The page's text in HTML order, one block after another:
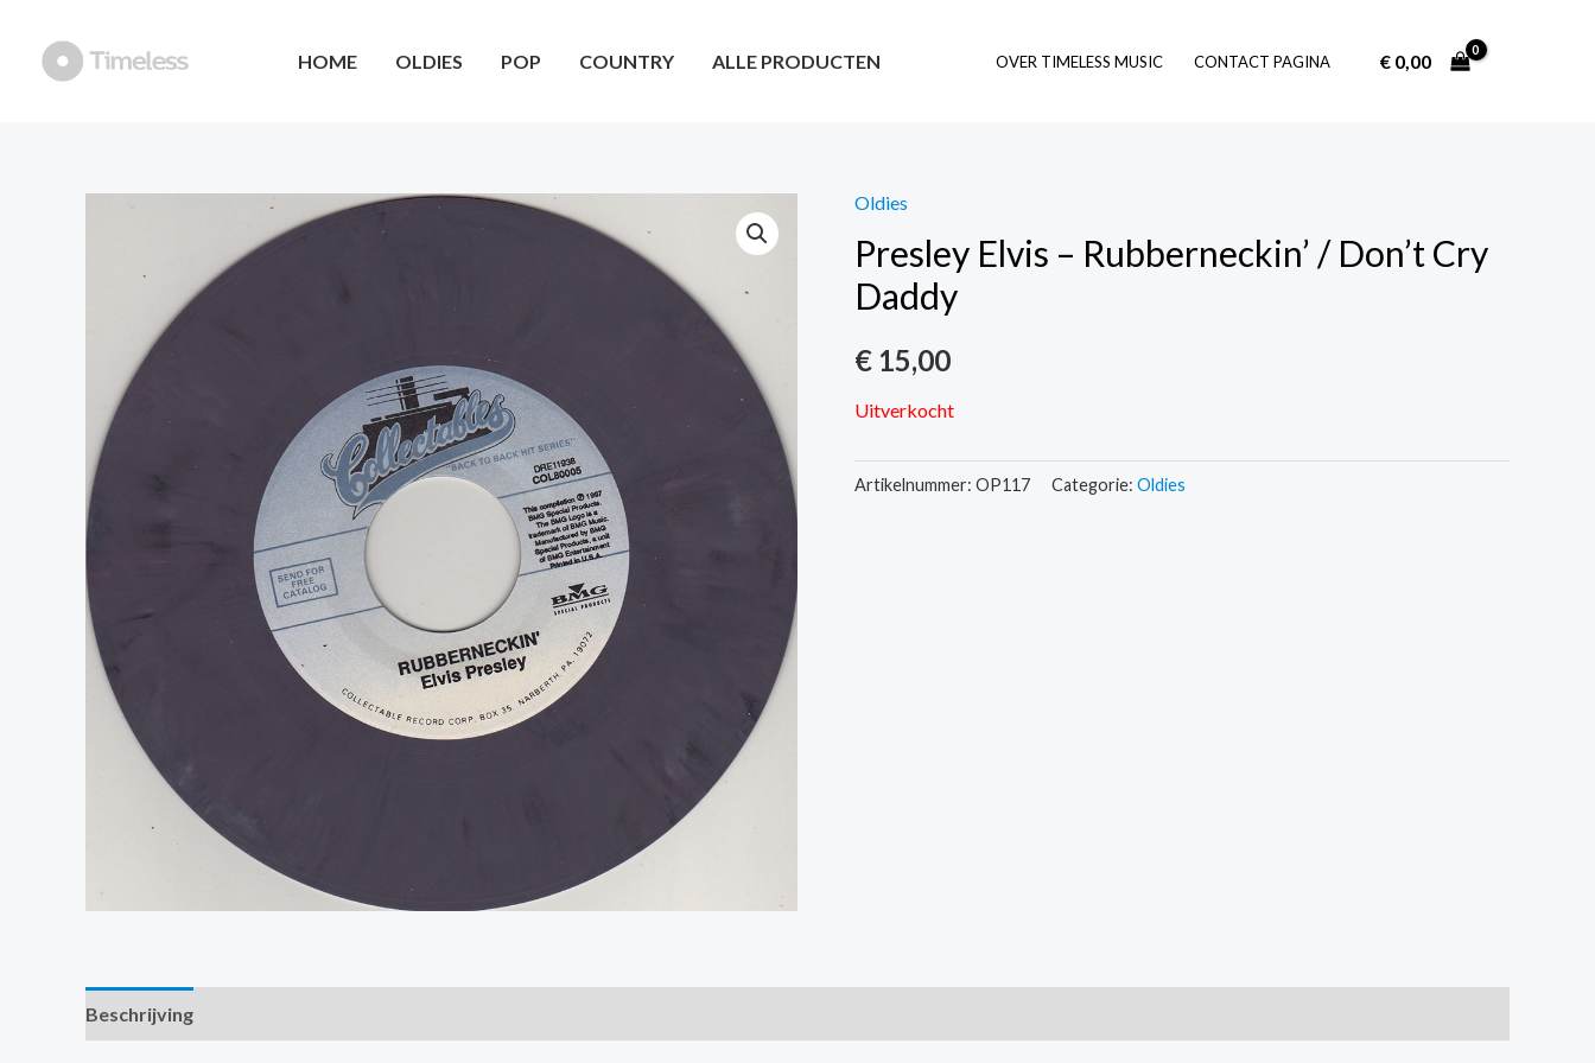
HOME OLDIES POP COUNTRY ALLE PRODUCTEN OVER TIMELESS MUSIC CONTACT PAGINA €0,00
Oldies
Presley Elvis – Rubberneckin’ / Don’t Cry
Daddy
€ 15,00
Uitverkocht
Artikelnummer: OP117 Categorie: Oldies
Beschrijving